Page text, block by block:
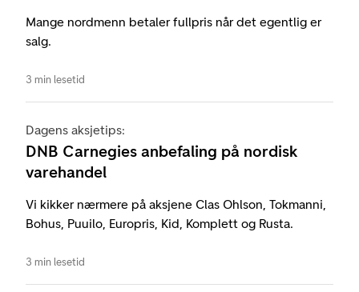
Mange nordmenn betaler fullpris når det egentlig er
salg.
3 min lesetid
Dagens aksjetips:
DNB Carnegies anbefaling på nordisk
varehandel
Vi kikker nærmere på aksjene Clas Ohlson, Tokmanni,
Bohus, Puuilo, Europris, Kid, Komplett og Rusta.
3 min lesetid